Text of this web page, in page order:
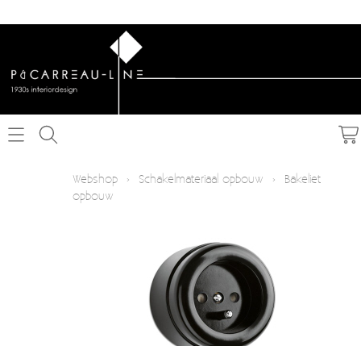
Schakelmateriaal inbouw
Schakelmateriaal opbouw
Webshop › Schakelmateriaal opbouw ›
Bakeliet
opbouw